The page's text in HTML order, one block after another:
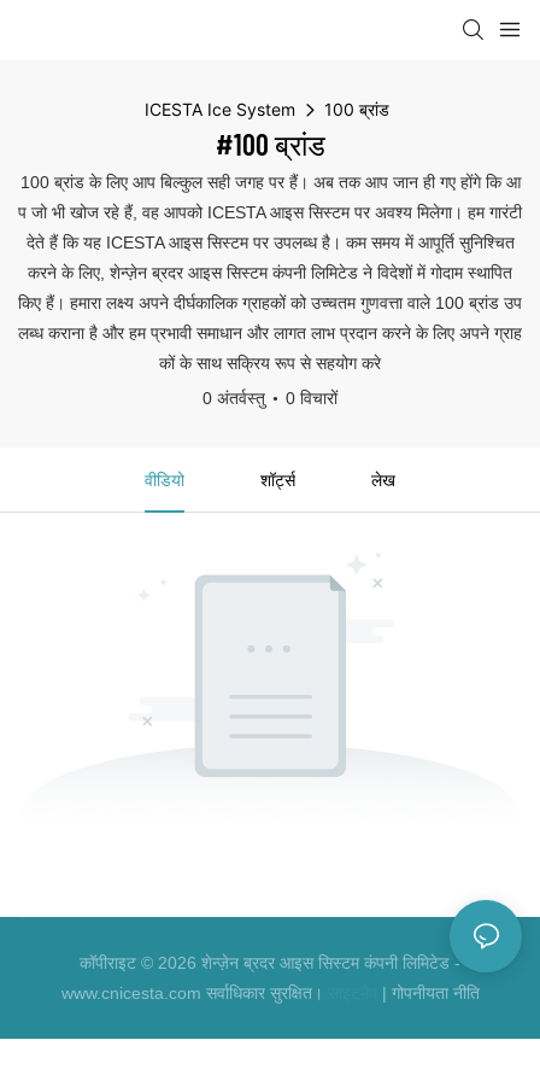
ICESTA Ice System 100 ब्रांड
#100 ब्रांड
100 ब्रांड के लिए आप बिल्कुल सही जगह पर हैं। अब तक आप जान ही गए होंगे कि आ
प जो भी खोज रहे हैं, वह आपको ICESTA आइस सिस्टम पर अवश्य मिलेगा। हम गारंटी
देते हैं कि यह ICESTA आइस सिस्टम पर उपलब्ध है। कम समय में आपूर्ति सुनिश्चित
करने के लिए, शेन्ज़ेन ब्रदर आइस सिस्टम कंपनी लिमिटेड ने विदेशों में गोदाम स्थापित
किए हैं। हमारा लक्ष्य अपने दीर्घकालिक ग्राहकों को उच्चतम गुणवत्ता वाले 100 ब्रांड उप
लब्ध कराना है और हम प्रभावी समाधान और लागत लाभ प्रदान करने के लिए अपने ग्राह
कों के साथ सक्रिय रूप से सहयोग करे
0 अंतर्वस्तु
0 विचारों
वीडियो शॉर्ट्स लेख
कॉपीराइट © 2026 शेन्ज़ेन ब्रदर आइस सिस्टम कंपनी लिमिटेड -
www.cnicesta.com सर्वाधिकार सुरक्षित।
| गोपनीयता नीति